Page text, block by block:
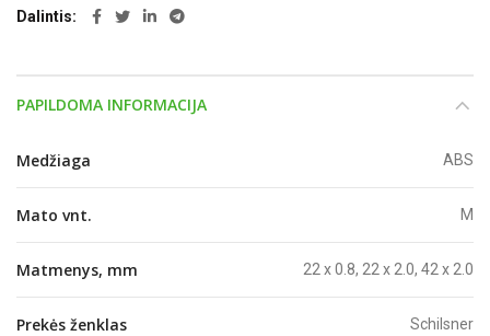
Dalintis
PAPILDOMA INFORMACIJA
Medžiaga ABS
Mato vnt. M
Matmenys, mm 22 x 0.8, 22 x 2.0, 42 x 2.0
Prekės ženklas Schilsner